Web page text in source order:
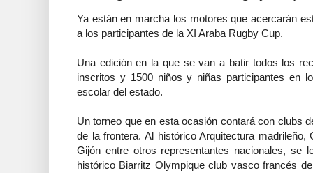
Ya están en marcha los motores que acercarán
a los participantes de la XI Araba Rugby Cup.
Una edición en la que se van a batir todos los
inscritos y 1500 niños y niñas participantes en
escolar del estado.
Un torneo que en esta ocasión contará con clubs
de la frontera. Al histórico Arquitectura
Gijón entre otros representantes nacionales, se
histórico Biarritz Olympique club vasco francés